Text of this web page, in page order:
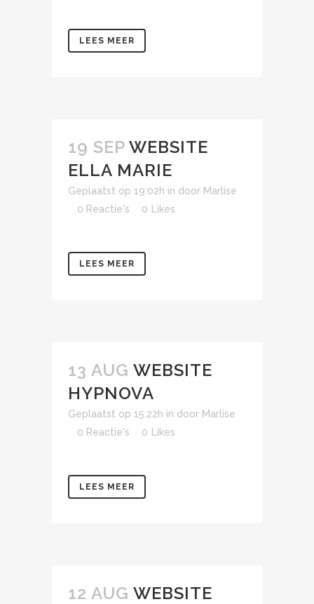
LEES MEER
19 SEP WEBSITE
ELLA MARIE
Geplaatst op 19:02h in door Marlise
0 Reactie's
0 Likes
LEES MEER
13 AUG WEBSITE
HYPNOVA
Geplaatst op 15:22h in door Marlise
0 Reactie's
0 Likes
LEES MEER
12 AUG WEBSITE